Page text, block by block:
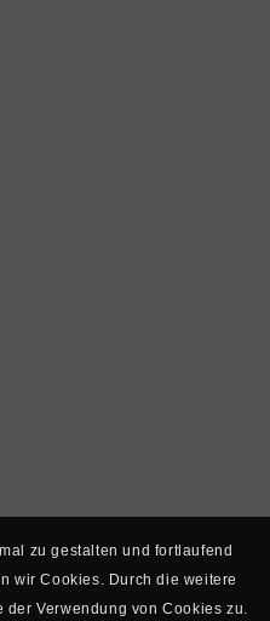
zu gestalten und fortlaufend
wir Cookies. Durch die weitere
der Verwendung von Cookies zu.